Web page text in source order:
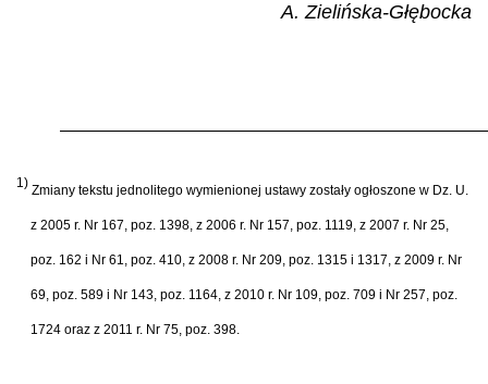
A. Zielińska-Głębocka
1) Zmiany tekstu jednolitego wymienionej ustawy zostały ogłoszone w Dz. U.
z 2005 r. Nr 167, poz. 1398, z 2006 r. Nr 157, poz. 1119, z 2007 r. Nr 25,
poz. 162 i Nr 61, poz. 410, z 2008 r. Nr 209, poz. 1315 i 1317, z 2009 r. Nr
69, poz. 589 i Nr 143, poz. 1164, z 2010 r. Nr 109, poz. 709 i Nr 257, poz.
1724 oraz z 2011 r. Nr 75, poz. 398.